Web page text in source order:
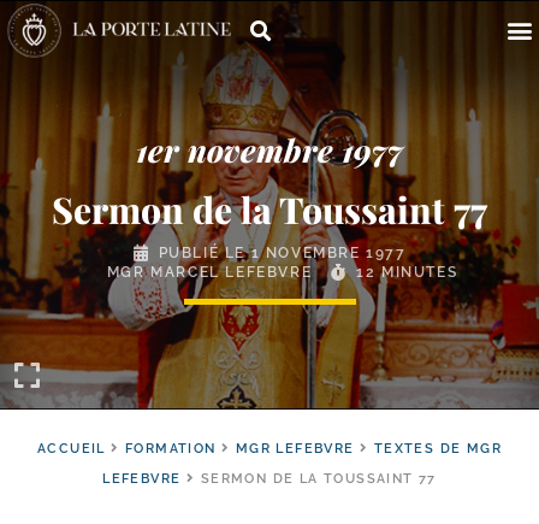
1er novembre 1977
Sermon de la Toussaint 77
PUBLIÉ LE1 NOVEMBRE 1977
MGR MARCEL LEFEBVRE
12 MINUTES
ACCUEIL FORMATION MGR LEFEBVRE
TEXTES DE MGR
LEFEBVRE
SERMON DE LA TOUSSAINT 77